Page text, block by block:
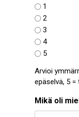
1
2
3
4
5
Arvioi
epäselvä, 5
Mikä oli